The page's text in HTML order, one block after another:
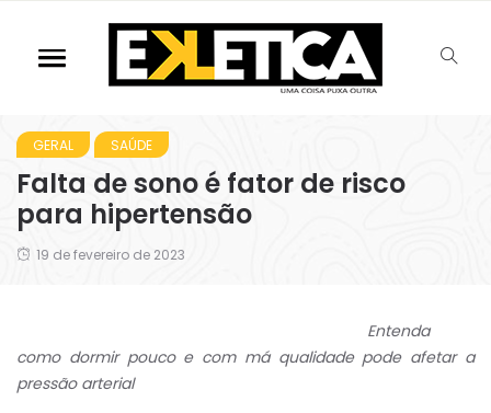
GERAL SAÚDE
Falta de sono é fator de risco
para hipertensão
19 de fevereiro de 2023
Entenda
como dormir pouco e com má qualidade pode afetar a
pressão arterial